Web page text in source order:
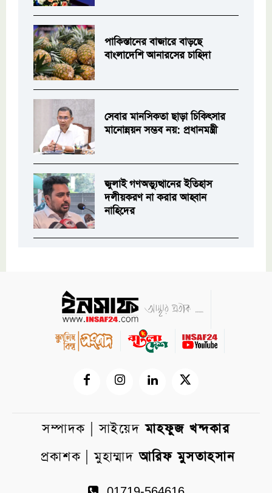
পাকিস্তানের বাজারে বাড়ছে
বাংলাদেশি আনারসের চাহিদা
সেবার মানসিকতা ছাড়া চিকিৎসার
মানোন্নয়ন সম্ভব নয়: প্রধানমন্ত্রী
জুলাই গণঅভ্যুত্থানের ইতিহাস
দলীয়করণ না করার আহ্বান
নাহিদের
সম্পাদক | সাইয়েদমাহফুজ খন্দকার
প্রকাশক | মুহাম্মাদআরিফ মুসতাহসান